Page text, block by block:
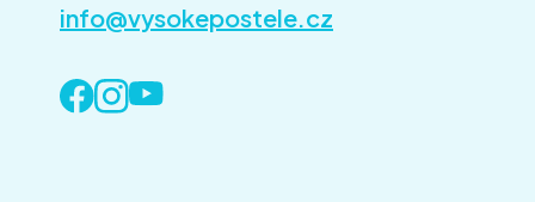
info@vysokepostele.cz